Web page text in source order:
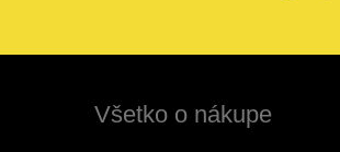
Všetko o nákupe